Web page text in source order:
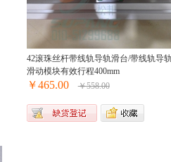
42滚珠丝杆带线轨导轨滑台/带线轨导轨
滑动模块有效行程400mm
￥465.00 ￥558.00